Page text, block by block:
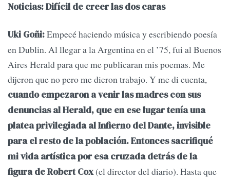
Noticias: Difícil de creer las dos caras
Uki Goñi:Empecé haciendo música y escribiendo poesía
en Dublin. Al llegar a la Argentina en el ’75, fui al Buenos
Aires Herald para que me publicaran mis poemas. Me
dijeron que no pero me dieron trabajo. Y me di cuenta,
cuando empezaron a venir las madres con sus
denuncias al Herald, que en ese lugar tenía una
platea privilegiada al Infierno del Dante, invisible
para el resto de la población. Entonces sacrifiqué
mi vida artística por esa cruzada detrás de la
figura de Robert Cox(el director del diario). Hasta que